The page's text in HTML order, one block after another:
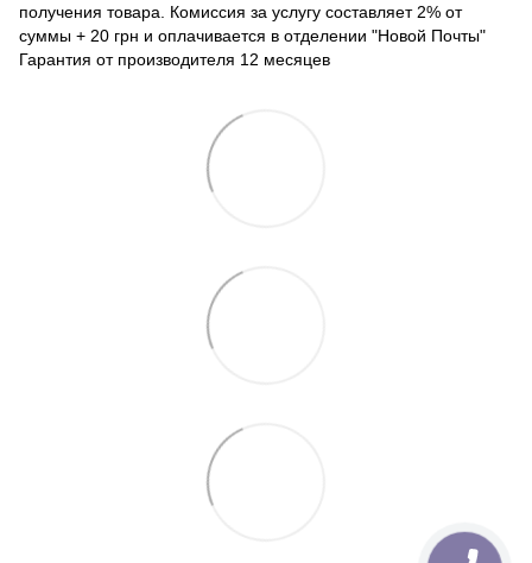
получения товара. Комиссия за услугу составляет 2% от
суммы + 20 грн и оплачивается в отделении "Новой Почты"
Гарантия от производителя 12 месяцев